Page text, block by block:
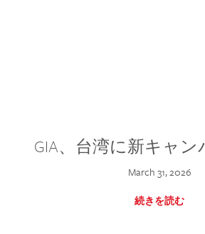
GIA、台湾に新キャ
March 31, 2026
続きを読む